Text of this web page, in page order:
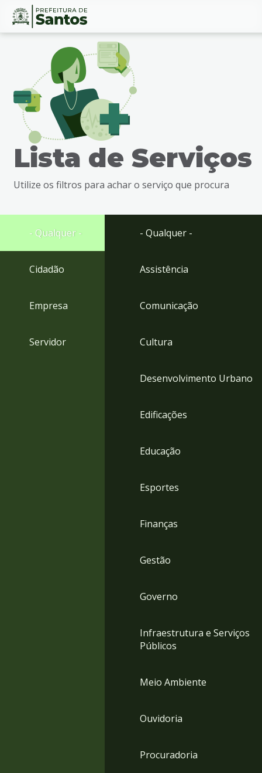
Ir
busca
Ir
rodapé
Conteúdo
Lista de Serviços
Utilize os filtros para achar o serviço que procura
- Qualquer -
Cidadão
Empresa
Servidor
- Qualquer -
Assistência
Comunicação
Cultura
Desenvolvimento Urbano
Edificações
Educação
Esportes
Finanças
Gestão
Governo
Infraestrutura e Serviços
Públicos
Meio Ambiente
Ouvidoria
Procuradoria